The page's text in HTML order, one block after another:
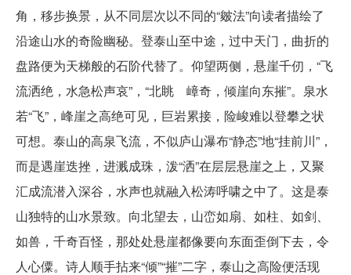
角，移步换景，从不同层次以不同的“皴法”向读者描绘了
沿途山水的奇险幽秘。登泰山至中途，过中天门，曲折的
盘路便为天梯般的石阶代替了。仰望两侧，悬崖千仞，“飞
流洒绝，水急松声哀”，“北眺 嶂奇，倾崖向东摧”。泉水
若“飞”，峰崖之高绝可见，巨岩累接，险峻难以登攀之状
可想。泰山的高泉飞流，不似庐山瀑布“静态”地“挂前川”，
而是遇崖迭挫，进溅成珠，泼“洒”在层层悬崖之上，又聚
汇成流潜入深谷，水声也就融入松涛呼啸之中了。这是泰
山独特的山水景致。向北望去，山峦如扇、如柱、如剑、
如兽，千奇百怪，那处处悬崖都像要向东面歪倒下去，令
人心僳。诗人顺手拈来“倾”“摧”二字，泰山之高险便活现